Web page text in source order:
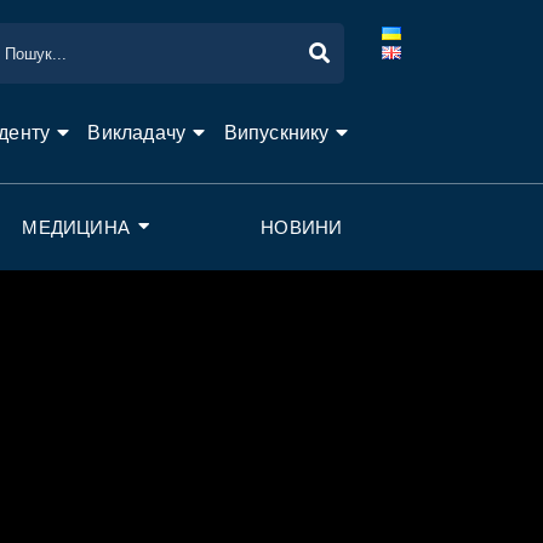
Викладачу Випускнику
МЕДИЦИНА НОВИНИ